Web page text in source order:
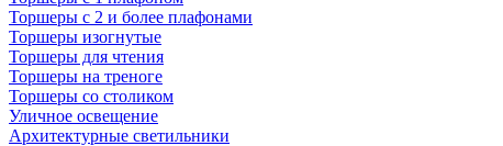
Торшеры с 2 и более плафонами
Торшеры изогнутые
Торшеры для чтения
Торшеры на треноге
Торшеры со столиком
Уличное освещение
Архитектурные светильники